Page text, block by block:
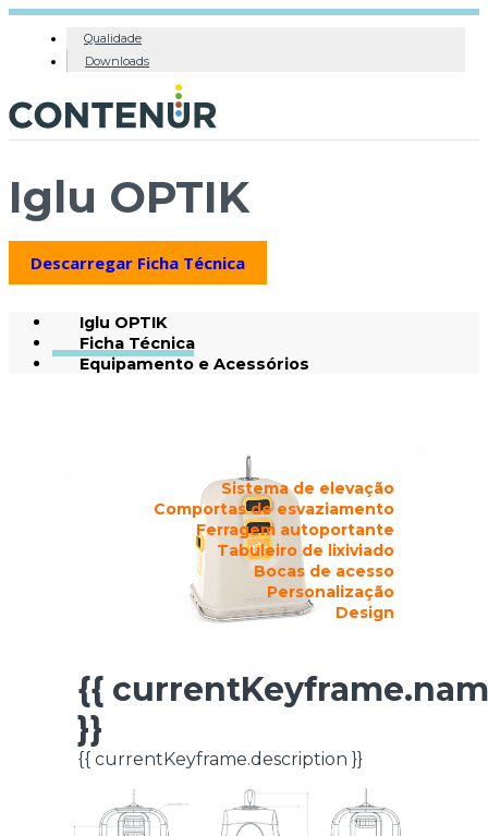
Qualidade
Downloads
Iglu OPTIK
Descarregar Ficha Técnica
Iglu OPTIK
Ficha Técnica
Equipamento e Acessórios
{{
}}
{{ currentKeyframe.description }}
Sistema de elevação
Comportas de esvaziamento
Ferragem autoportante
Tabuleiro de lixiviado
Bocas de acesso
Personalização
Design
FICHA TÉCNICA